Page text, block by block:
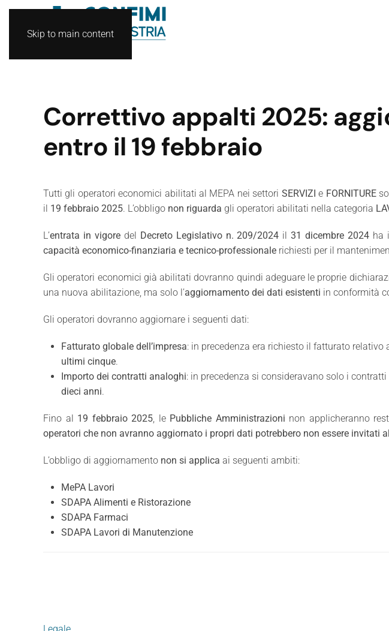
Skip to main content
Correttivo appalti 2025:
entro il 19 febbraio
Tutti gli operatori economici abilitati al MEPA nei settori SERVIZI e FORNITURE
il 19 febbraio 2025. L’obbligo non riguarda gli operatori abilitati nella categoria
L’entrata in vigoredel Decreto Legislativo n. 209/2024 il31 dicembre 2024 ha
capacità economico-finanziaria e tecnico-professionale richiesti per il
Gli operatori economici già abilitati dovranno quindi adeguare le proprie
una nuova abilitazione, ma solo l’aggiornamento dei dati esistenti in conformità
Gli operatori dovranno aggiornare i seguenti dati:
Fatturato globale dell’impresa: in precedenza era richiesto il fatturato
ultimi cinque.
Importo dei contratti analoghi: in precedenza si consideravano solo i
dieci anni.
Fino al 19 febbraio 2025, le Pubbliche Amministrazioni non applicheranno
operatori che non avranno aggiornato i propri dati potrebbero non essere invitati
L’obbligo di aggiornamento non si applica ai seguenti ambiti:
MePA Lavori
SDAPA Alimenti e Ristorazione
SDAPA Farmaci
SDAPA Lavori di Manutenzione